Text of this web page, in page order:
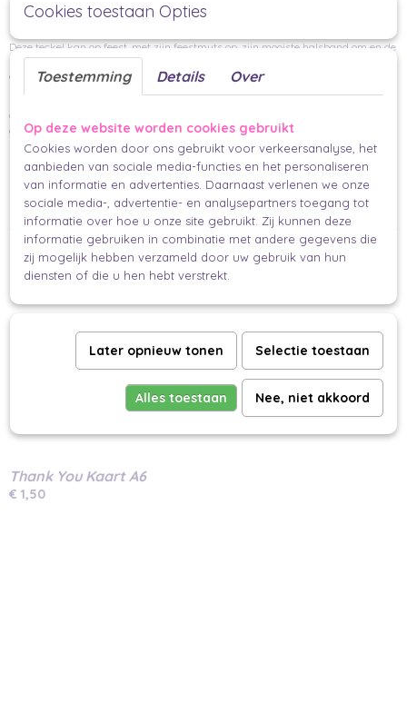
Teckel Kaart A6
Deze teckel kan op feest, met zijn feestmuts op, zijn mooiste halsband om en de
ballonnen mee. Achterop is ruimte om te schrijven en regels voor naam en
adres. Leuk om zo te versturen, in een envelop of in een cadeauzakje, maar ook
Geprint op 350 grams tintoretto gesso papier. Dit is een matte papiersoort met
een structuur in het papier.
Per stuk
A6 (14,8 x 10,5 cm)
Makkelijk en mooi inpakken.
Ook interessant
Thank You Kaart A6
€ 1,50
Cookies toestaan Opties
Toestemming Details Over
Op deze website worden cookies gebruikt
Cookies worden door ons gebruikt voor verkeersanalyse, het
aanbieden van sociale media-functies en het personaliseren
van informatie en advertenties. Daarnaast verlenen we onze
sociale media-, advertentie- en analysepartners toegang tot
informatie over hoe u onze site gebruikt. Zij kunnen deze
informatie gebruiken in combinatie met andere gegevens die
zij mogelijk hebben verzameld door uw gebruik van hun
diensten of die u hen hebt verstrekt.
Later opnieuw tonen Selectie toestaan
Alles toestaan Nee, niet akkoord